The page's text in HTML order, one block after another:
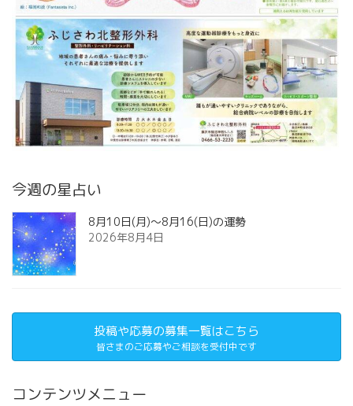
今週の星占い
8月10日(月)～8月16(日)の運勢
2026年8月4日
投稿や応募の募集一覧はこちら
皆さまのご応募やご相談を受付中です
コンテンツメニュー